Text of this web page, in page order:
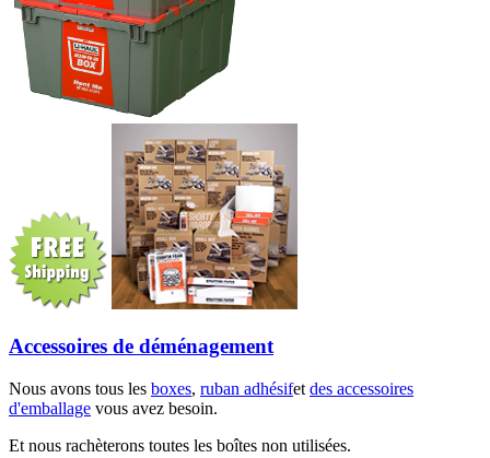
Accessoires de déménagement
Nous avons tous les boxes, ruban adhésifet des accessoires
d'emballage vous avez besoin.
Et nous rachèterons toutes les boîtes non utilisées.